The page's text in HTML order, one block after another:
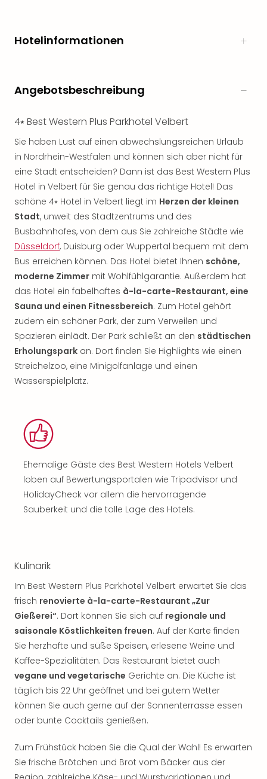
Hotelinformationen
Angebotsbeschreibung
4⭑ Best Western Plus Parkhotel Velbert
Sie haben Lust auf einen abwechslungsreichen Urlaub
in Nordrhein-Westfalen und können sich aber nicht für
eine Stadt entscheiden? Dann ist das Best Western Plus
Hotel in Velbert für Sie genau das richtige Hotel! Das
schöne 4⭑ Hotel in Velbert liegt im Herzen der kleinen
Stadt, unweit des Stadtzentrums und des
Busbahnhofes, von dem aus Sie zahlreiche Städte wie
Düsseldorf, Duisburg oder Wuppertal bequem mit dem
Bus erreichen können. Das Hotel bietet Ihnen schöne,
moderne Zimmer mit Wohlfühlgarantie. Außerdem hat
das Hotel ein fabelhaftes à-la-carte-Restaurant, eine
Sauna und einen Fitnessbereich. Zum Hotel gehört
zudem ein schöner Park, der zum Verweilen und
Spazieren einlädt. Der Park schließt an den städtischen
Erholungspark an. Dort finden Sie Highlights wie einen
Streichelzoo, eine Minigolfanlage und einen
Wasserspielplatz.
Ehemalige Gäste des Best Western Hotels Velbert
loben auf Bewertungsportalen wie Tripadvisor und
HolidayCheck vor allem die hervorragende
Sauberkeit und die tolle Lage des Hotels.
Kulinarik
Im Best Western Plus Parkhotel Velbert erwartet Sie das
frisch renovierte à-la-carte-Restaurant „Zur
Gießerei“. Dort können Sie sich auf regionale und
saisonale Köstlichkeiten freuen. Auf der Karte finden
Sie herzhafte und süße Speisen, erlesene Weine und
Kaffee-Spezialitäten. Das Restaurant bietet auch
vegane und vegetarische Gerichte an. Die Küche ist
täglich bis 22 Uhr geöffnet und bei gutem Wetter
können Sie auch gerne auf der Sonnenterrasse essen
oder bunte Cocktails genießen.
Zum Frühstück haben Sie die Qual der Wahl! Es erwarten
Sie frische Brötchen und Brot vom Bäcker aus der